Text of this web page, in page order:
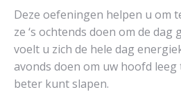
Deze oefeningen helpen u om
ze ‘s ochtends doen om de dag
voelt u zich de hele dag
avonds doen om uw hoofd
beter kunt slapen.